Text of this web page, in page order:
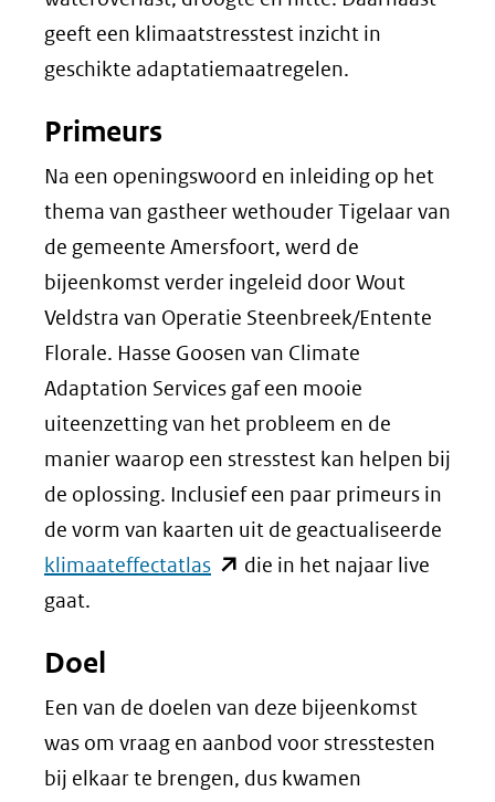
geeft een klimaatstresstest inzicht in
geschikte adaptatiemaatregelen.
Primeurs
Na een openingswoord en inleiding op het
thema van gastheer wethouder Tigelaar van
de gemeente Amersfoort, werd de
bijeenkomst verder ingeleid door Wout
Veldstra van Operatie Steenbreek/Entente
Florale. Hasse Goosen van Climate
Adaptation Services gaf een mooie
uiteenzetting van het probleem en de
manier waarop een stresstest kan helpen bij
de oplossing. Inclusief een paar primeurs in
de vorm van kaarten uit de geactualiseerde
klimaateffectatlas(opent
(verwijst
naar
een
die in het najaar live
gaat.
Doel
Een van de doelen van deze bijeenkomst
was om vraag en aanbod voor stresstesten
bij elkaar te brengen, dus kwamen